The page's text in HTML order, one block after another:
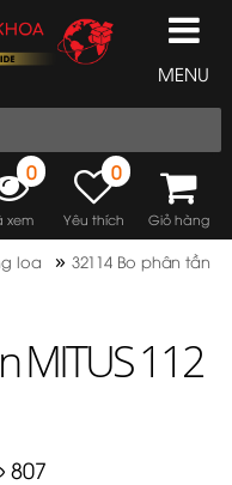
MENU
0
xem
0
Yêu thích Giỏ hàng
loa » 32114 Bo phân tần
MITUS 112
807